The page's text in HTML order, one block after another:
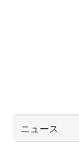
ニュース